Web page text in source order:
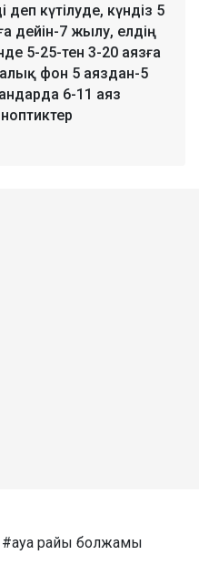
деп күтілуде, күндіз 5
дейін-7 жылу, елдің
5-25-тен 3-20 аязға
фон 5 аяздан-5
6-11 аяз
#ауа райы болжамы